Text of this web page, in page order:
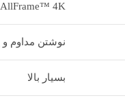
AllFrame™ 4K برای ضبط روان
نوشتن مداوم و
بسیار بالا